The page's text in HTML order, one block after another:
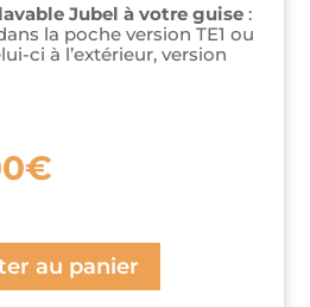
Jubel à votre guise:
la poche version TE1 ou
ci à l’extérieur, version
€Le
prix
9,00€.
au panier